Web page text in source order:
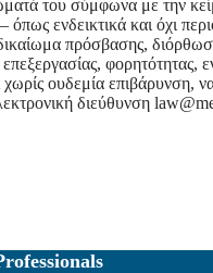
του σύμφωνα με την
όπως ενδεικτικά και όχι
πρόσβασης,
φορητότητας,
χωρίς ουδεμία επιβάρυνση,
διεύθυνση